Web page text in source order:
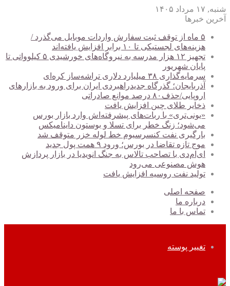
شنبه, ۱۷ مرداد ۱۴۰۵
آخرین خبرها
۵ ماه از توقف ثبت سفارش واردات موبایل می‌گذرد /
هزینه‌های لجستیکی تا ۱۰ برابر افزایش یافته‌اند
تجهیز ۱۲ هزار مدرسه به نیروگاه‌های خورشیدی ۵ کیلوواتی تا
پایان شهریور
سرمایه‌گذاری ۳۸ میلیارد دلاری تراشه‌ساز کره‌ای
آذربایجان؛ گذرگاه جدیدراهبردی ایران برای ورود به بازارهای
اروپایی/حذف۸۰ درصد موانع صادراتی
ذخایر طلای چین افزایش یافت
«یونی‌تری» با ربات‌های پیشرفته‌اش وارد بازار بورس
می‌شود؛ زنگ خطر برای تسلا و بوستون داینامیکس
بارگیری نفت کنسرسیوم خط لوله خزر متوقف شد
موج تازه تقاضا در بورس؛ ورود ۹ همت پول جدید
ای‌ام‌دی با تصاحب تالاس به جنگ انویدیا در بازار پردازش
هوش مصنوعی می‌رود
تولید نفت روسیه افزایش یافت
صفحه اصلی
درباره ما
تماس با ما
تغییر پوسته